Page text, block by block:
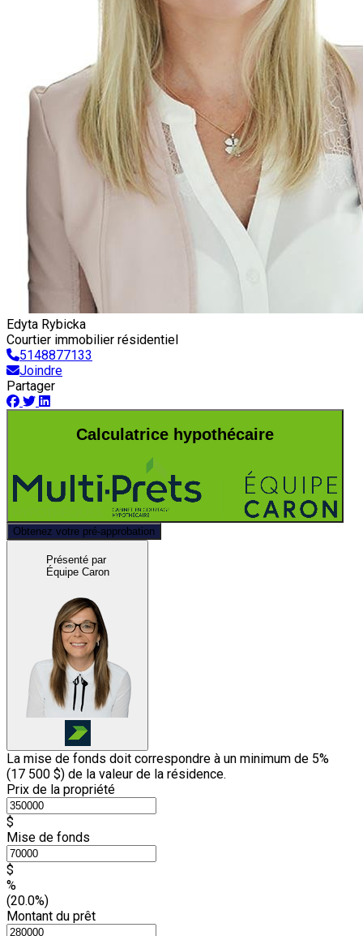
Edyta Rybicka
Courtier immobilier résidentiel
5148877133
Joindre
Partager
Calculatrice hypothécaire
Obtenez votre pré-approbation
Présenté par
Équipe Caron
La mise de fonds doit correspondre à un minimum de 5%
(17 500 $) de la valeur de la résidence.
Prix de la propriété
$
Mise de fonds
$
%
(20.0%)
Montant du prêt